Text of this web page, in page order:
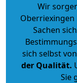
Wir
Sachen
sich selbst
der Qualität.
Sie